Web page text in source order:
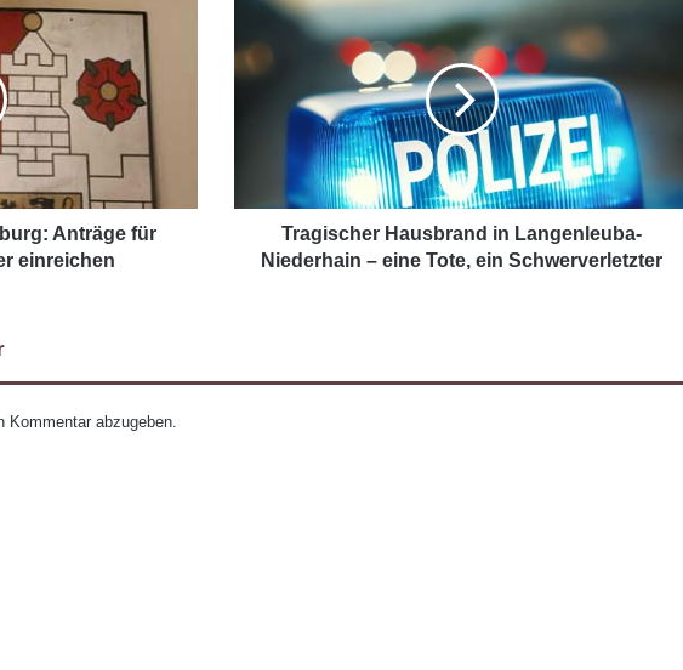
Anträge für
einreichen
Tragischer Hausbrand in Langenleuba-
Niederhain – eine Tote, ein Schwerverletzter
Kommentar abzugeben.